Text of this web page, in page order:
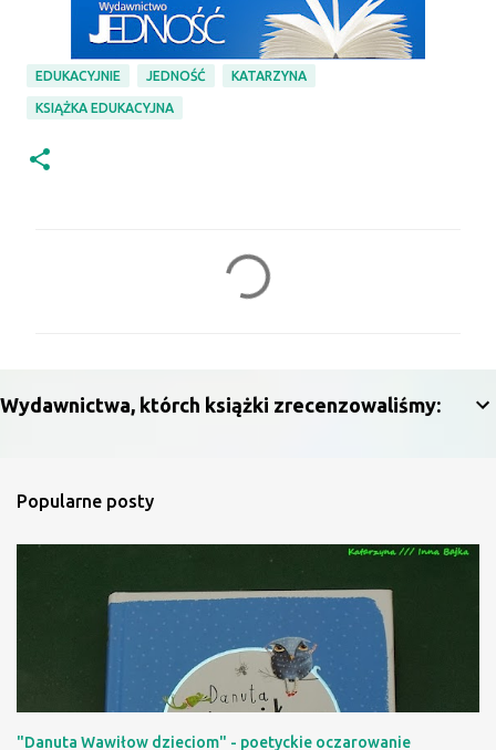
EDUKACYJNIE JEDNOŚĆ KATARZYNA
KSIĄŻKA EDUKACYJNA
t
z
e
Wydawnictwa, którch książki zrecenzowaliśmy:
Popularne posty
"Danuta Wawiłow dzieciom" - poetyckie oczarowanie